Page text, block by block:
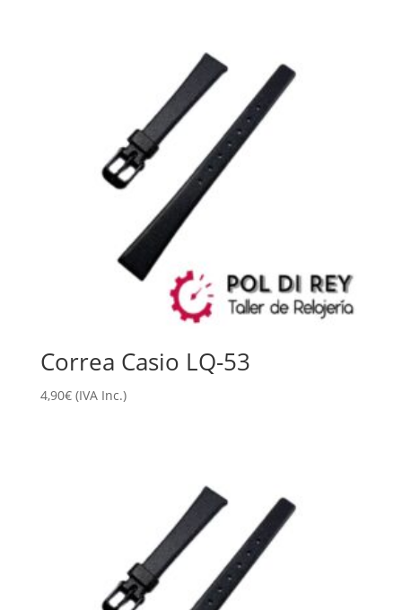
Correa Casio LQ-53
4,90€ (IVA Inc.)